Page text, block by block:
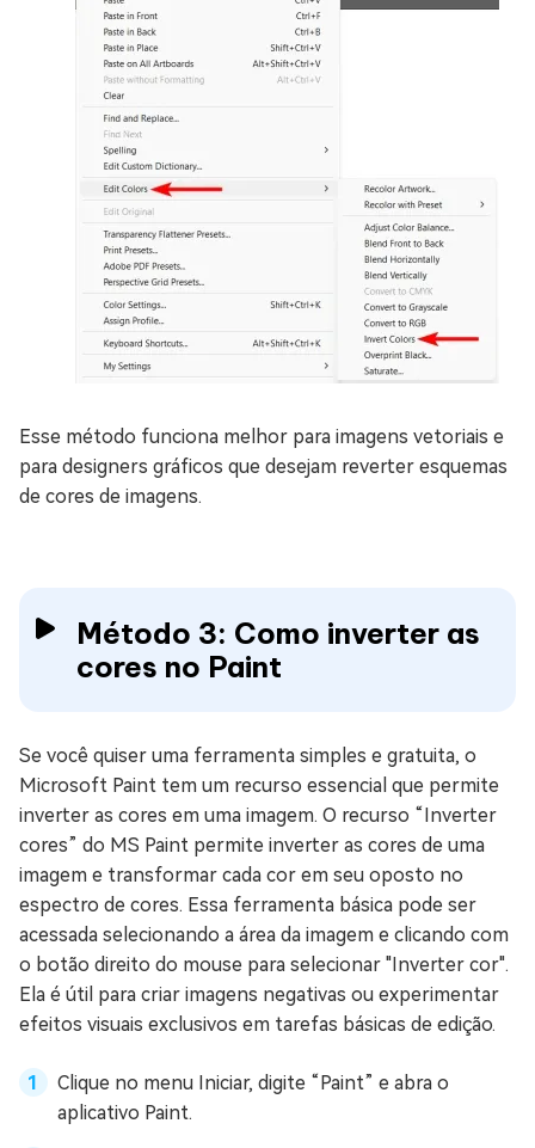
Esse método funciona melhor para imagens vetoriais e
para designers gráficos que desejam reverter esquemas
de cores de imagens.
Método 3: Como inverter as
cores no Paint
Se você quiser uma ferramenta simples e gratuita, o
Microsoft Paint tem um recurso essencial que permite
inverter as cores em uma imagem. O recurso “Inverter
cores” do MS Paint permite inverter as cores de uma
imagem e transformar cada cor em seu oposto no
espectro de cores. Essa ferramenta básica pode ser
acessada selecionando a área da imagem e clicando com
o botão direito do mouse para selecionar "Inverter cor".
Ela é útil para criar imagens negativas ou experimentar
efeitos visuais exclusivos em tarefas básicas de edição.
Clique no menu Iniciar, digite “Paint” e abra o
aplicativo Paint.